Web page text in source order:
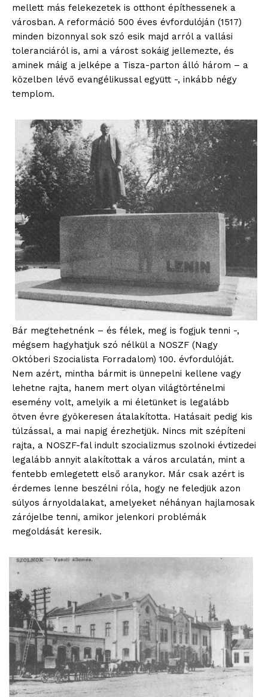
mellett más felekezetek is otthont építhessenek a
városban. A reformáció 500 éves évfordulóján (1517)
minden bizonnyal sok szó esik majd arról a vallási
toleranciáról is, ami a várost sokáig jellemezte, és
aminek máig a jelképe a Tisza-parton álló három – a
közelben lévő evangélikussal együtt -, inkább négy
templom.
Bár megtehetnénk – és félek, meg is fogjuk tenni -,
mégsem hagyhatjuk szó nélkül a NOSZF (Nagy
Októberi Szocialista Forradalom) 100. évfordulóját.
Nem azért, mintha bármit is ünnepelni kellene vagy
lehetne rajta, hanem mert olyan világtörténelmi
esemény volt, amelyik a mi életünket is legalább
ötven évre gyökeresen átalakította. Hatásait pedig kis
túlzással, a mai napig érezhetjük. Nincs mit szépíteni
rajta, a NOSZF-fal indult szocializmus szolnoki évtizedei
legalább annyit alakítottak a város arculatán, mint a
fentebb emlegetett első aranykor. Már csak azért is
érdemes lenne beszélni róla, hogy ne feledjük azon
súlyos árnyoldalakat, amelyeket néhányan hajlamosak
zárójelbe tenni, amikor jelenkori problémák
megoldását keresik.